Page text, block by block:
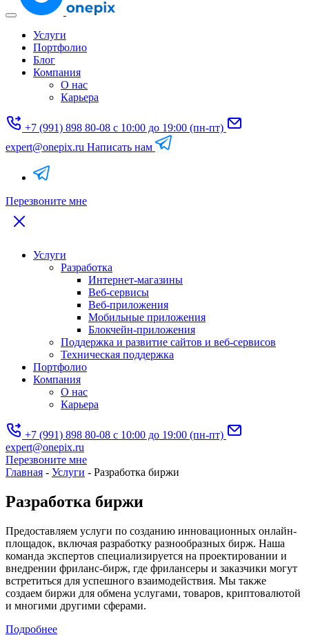
Услуги
Портфолио
Блог
Компания
О нас
Карьера
+7 (991) 898 80-08 с 10:00 до 19:00 (пн-пт)
expert@onepix.ru Написать нам
Перезвоните мне
Услуги
Разработка
Интернет-магазины
Веб-сервисы
Веб-приложения
Мобильные приложения
Блокчейн-приложения
Поддержка и развитие сайтов и веб-сервисов
Техническая поддержка
Портфолио
Компания
О нас
Карьера
+7 (991) 898 80-08 с 10:00 до 19:00 (пн-пт)
expert@onepix.ru
Перезвоните мне
Главная - Услуги - Разработка биржи
Разработка биржи
Предоставляем услуги по созданию инновационных онлайн-
площадок, включая разработку разнообразных бирж. Наша
команда экспертов специализируется на проектировании и
внедрении фриланс-бирж, где фрилансеры и заказчики могут
встретиться для успешного взаимодействия. Мы также
создаем биржи для обмена услугами, товаров, криптовалютой
и многими другими сферами.
Подробнее